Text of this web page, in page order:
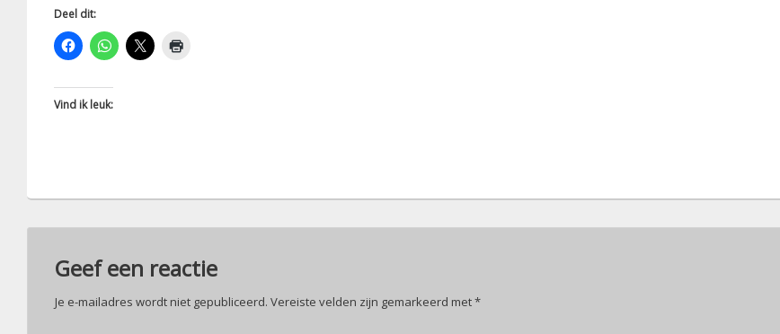
Deel dit:
Vind ik leuk:
Geef een reactie
Je e-mailadres wordt niet gepubliceerd. Vereiste velden zijn gemarkeerd met*